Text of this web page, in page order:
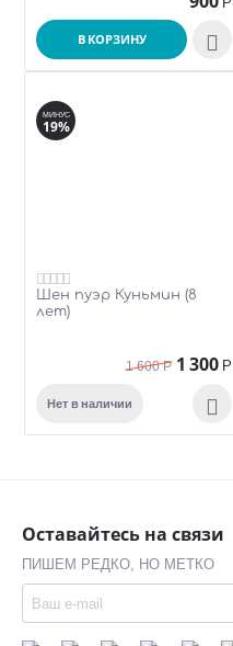
В КОРЗИНУ 
МИНУС
19%
Шен пуэр Куньмин (8
лет)
1 600 Р 1 300 Р
Нет в наличии 
Оставайтесь на связи
ПИШЕМ РЕДКО, НО МЕТКО